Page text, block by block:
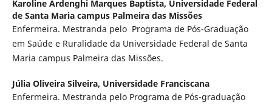
Karoline Ardenghi Marques Baptista, Universidade Federal
de Santa Maria campus Palmeira das Missões
Enfermeira. Mestranda pelo Programa de Pós-Graduação
em Saúde e Ruralidade da Universidade Federal de Santa
Maria campus Palmeira das Missões.
Júlia Oliveira Silveira, Universidade Franciscana
Enfermeira. Mestranda pelo Programa de Pós-graduação